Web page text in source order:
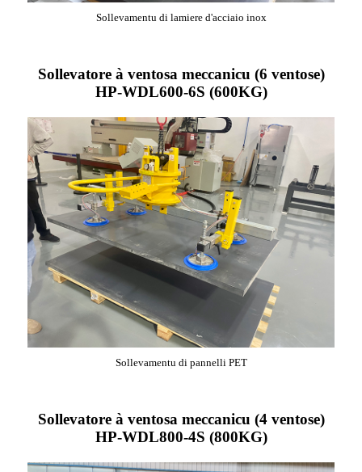
Sollevamentu di lamiere d'acciaio inox
Sollevatore à ventosa meccanicu (6 ventose)
HP-WDL600-6S (600KG)
Sollevamentu di pannelli PET
Sollevatore à ventosa meccanicu (4 ventose)
HP-WDL800-4S (800KG)